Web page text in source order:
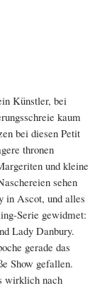
Künstler, bei
kaum
bei diesen Petit
thronen
und kleine
sehen
in Ascot, und alles
Serie gewidmet:
Lady Danbury.
gerade das
Show gefallen.
wirklich nach